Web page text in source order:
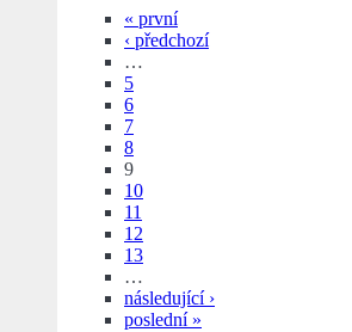
« první
‹ předchozí
…
5
6
7
8
9
10
11
12
13
…
následující ›
poslední »